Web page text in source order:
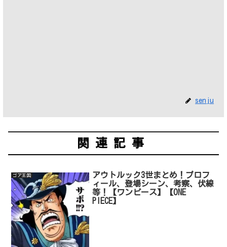
senju
関連記事
ゴア王国
アウトルック3世まとめ！プロフ
ィール、登場シーン、考察、伏線
等！【ワンピース】【ONE
PIECE】